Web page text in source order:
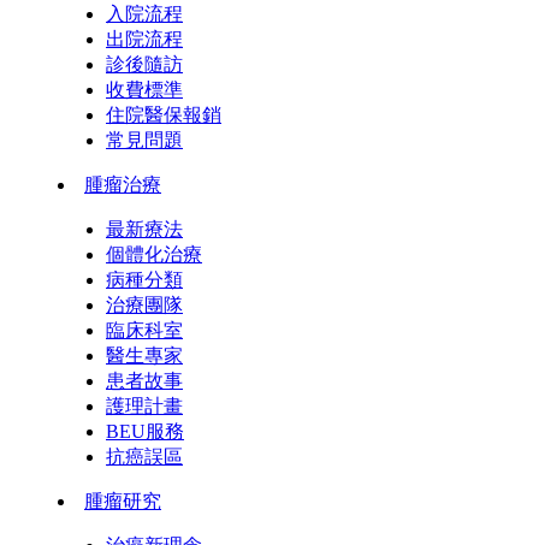
入院流程
出院流程
診後隨訪
收費標準
住院醫保報銷
常見問題
腫瘤治療
最新療法
個體化治療
病種分類
治療團隊
臨床科室
醫生專家
患者故事
護理計畫
BEU服務
抗癌誤區
腫瘤研究